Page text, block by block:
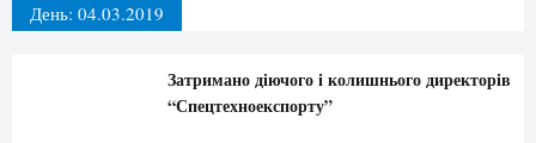
День: 04.03.2019
Затримано діючого і колишнього директорів
“Спецтехноекспорту”